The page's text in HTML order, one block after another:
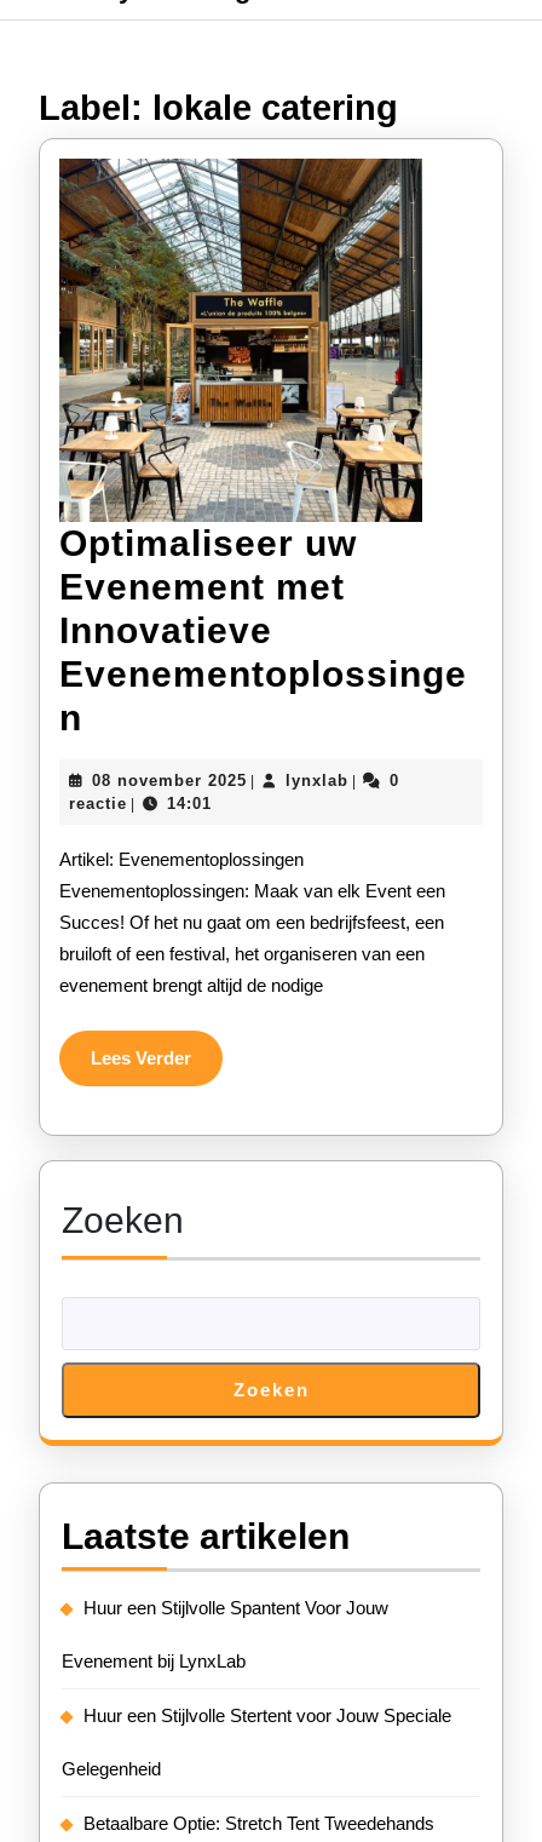
Label: lokale catering
Optimaliseer uw
Evenement met
Innovatieve
Evenementoplossinge
n
Evenement
met
Innovatieve
Evenementoplossingen
08 november 2025 08
lynxlablynxlab
0
reactie
14:01
Artikel: Evenementoplossingen
Evenementoplossingen: Maak van elk Event een
Succes! Of het nu gaat om een bedrijfsfeest, een
bruiloft of een festival, het organiseren van een
evenement brengt altijd de nodige
Lees VerderLees
Verder
Zoeken
Zoeken
Laatste artikelen
Huur een Stijlvolle Spantent Voor Jouw
Evenement bij LynxLab
Huur een Stijlvolle Stertent voor Jouw Speciale
Gelegenheid
Betaalbare Optie: Stretch Tent Tweedehands